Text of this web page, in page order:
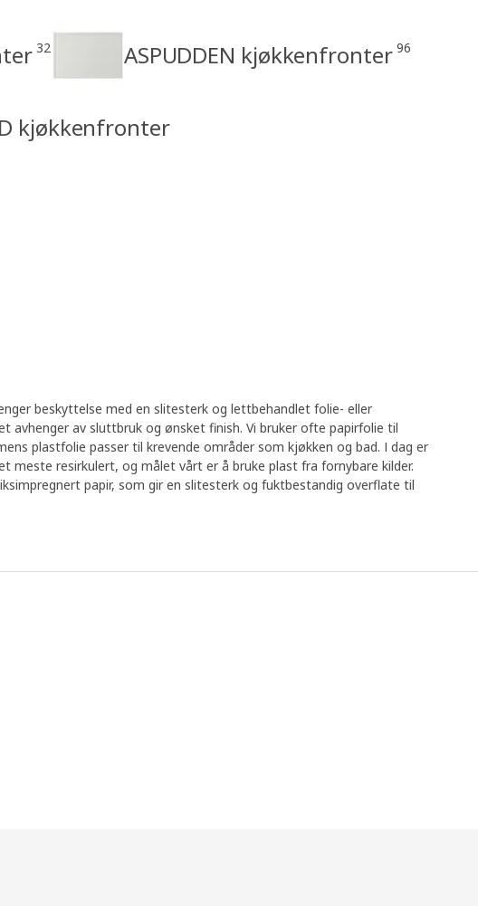
32 ASPUDDEN kjøkkenfronter 96
kjøkkenfronter
beskyttelse med en slitesterk og lettbehandlet folie- eller
avhenger av sluttbruk og ønsket finish. Vi bruker ofte papirfolie til
plastfolie passer til krevende områder som kjøkken og bad. I dag er
meste resirkulert, og målet vårt er å bruke plast fra fornybare kilder.
papir, som gir en slitesterk og fuktbestandig overflate til